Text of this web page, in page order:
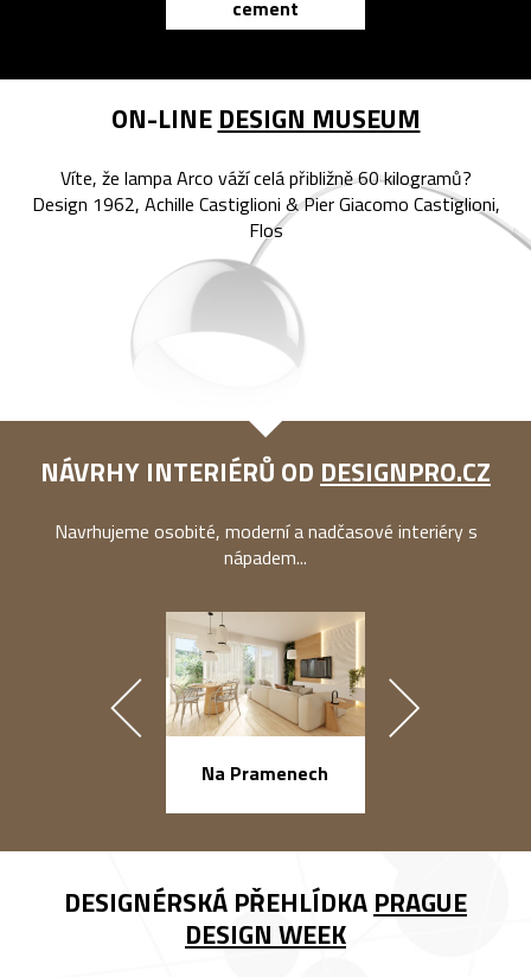
cement
ON-LINE DESIGN MUSEUM
Víte, že lampa Arco váží celá přibližně 60 kilogramů?
Design 1962, Achille Castiglioni & Pier Giacomo Castiglioni,
Flos
NÁVRHY INTERIÉRŮ OD DESIGNPRO.CZ
Navrhujeme osobité, moderní a nadčasové interiéry s
nápadem...
Na Pramenech
DESIGNÉRSKÁ PŘEHLÍDKA PRAGUE
DESIGN WEEK